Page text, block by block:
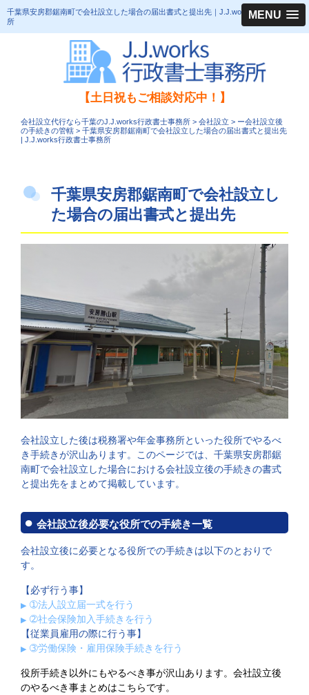
MENU
千葉県安房郡鋸南町で会社設立した場合の届出書式と提出先｜J.J.works行政書士事務
所
【土日祝もご相談対応中！】
会社設立代行なら千葉のJ.J.works行政書士事務所 > 会社設立 > ー会社設立後
の手続きの管轄 > 千葉県安房郡鋸南町で会社設立した場合の届出書式と提出先
| J.J.works行政書士事務所
千葉県安房郡鋸南町で会社設立し
た場合の届出書式と提出先
会社設立した後は税務署や年金事務所といった役所でやるべ
き手続きが沢山あります。このページでは、千葉県安房郡鋸
南町で会社設立した場合における会社設立後の手続きの書式
と提出先をまとめて掲載しています。
会社設立後必要な役所での手続き一覧
会社設立後に必要となる役所での手続きは以下のとおりで
す。
【必ず行う事】
➀法人設立届一式を行う
➁社会保険加入手続きを行う
【従業員雇用の際に行う事】
➂労働保険・雇用保険手続きを行う
役所手続き以外にもやるべき事が沢山あります。会社設立後
のやるべき事まとめはこちらです。